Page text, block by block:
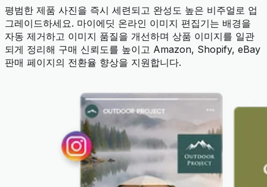
평범한 제품 사진을 즉시 세련되고 완성도 높은 비주얼로 업
그레이드하세요. 마이에딧 온라인 이미지 편집기는 배경을
자동 제거하고 이미지 품질을 개선하며 상품 이미지를 일관
되게 정리해 구매 신뢰도를 높이고 Amazon, Shopify, eBay
판매 페이지의 전환율 향상을 지원합니다.